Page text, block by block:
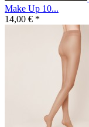
Make Up 10...
14,00 € *